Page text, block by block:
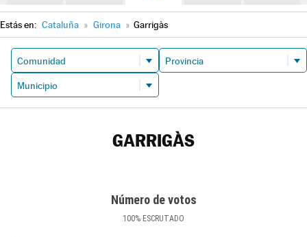
Estás en: Cataluña » Girona » Garrigàs
GARRIGÀS
Número de votos
100% ESCRUTADO